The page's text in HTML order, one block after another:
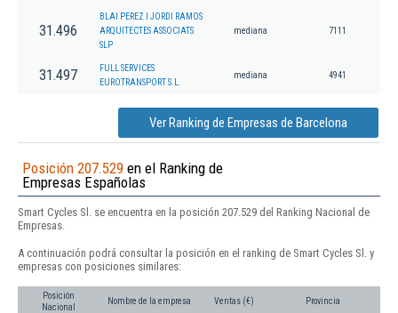
31.496
BLAI PEREZ I JORDI RAMOS
ARQUITECTES ASSOCIATS
SLP
mediana 7111
31.497
FULL SERVICES
EUROTRANSPORT S.L.
mediana 4941
Ver Ranking de Empresas de Barcelona
Posición 207.529 en el Ranking de
Empresas Españolas
Smart Cycles Sl. se encuentra en la posición 207.529 del Ranking Nacional de
Empresas.
A continuación podrá consultar la posición en el ranking de Smart Cycles Sl. y
empresas con posiciones similares:
Posición
Nacional
Nombre de la empresa Ventas (€) Provincia